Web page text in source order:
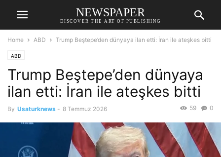
NEWSPAPER
DISCOVER THE ART OF PUBLISHING
Home ABD Trump Beştepe’den dünyaya ilan etti: İran ile ateşkes bitti
ABD
Trump Beştepe’den dünyaya
ilan etti: İran ile ateşkes bitti
By Usaturknews - 8 Temmuz 2026 0
59